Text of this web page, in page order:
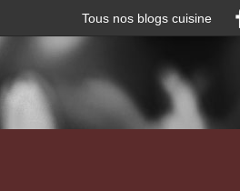
Tous nos blogs cuisine